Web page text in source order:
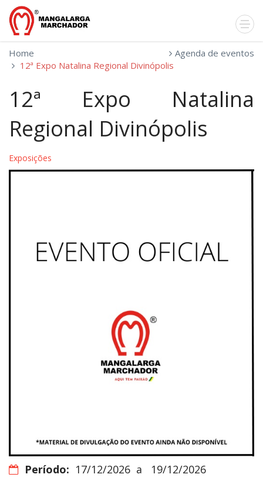
Home
Agenda de eventos
12ª Expo Natalina Regional Divinópolis
12ª Expo Natalina
Regional Divinópolis
Exposições
Período: 17/12/2026 a 19/12/2026